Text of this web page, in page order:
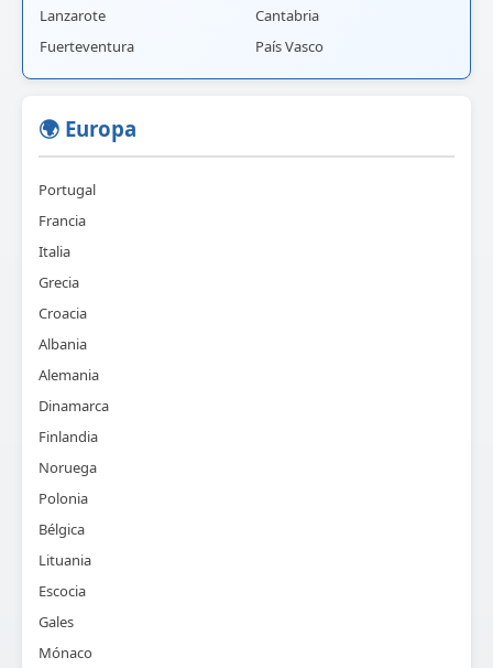
Lanzarote
Fuerteventura
Cantabria
País Vasco
🌍 Europa
Portugal
Francia
Italia
Grecia
Croacia
Albania
Alemania
Dinamarca
Finlandia
Noruega
Polonia
Bélgica
Lituania
Escocia
Gales
Mónaco